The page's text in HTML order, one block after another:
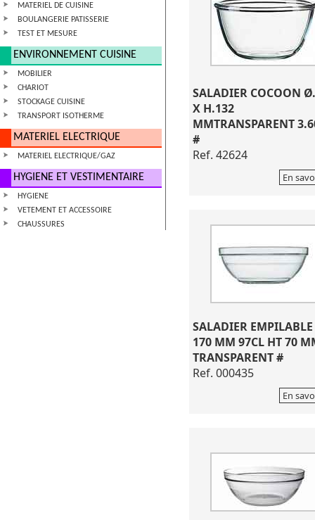
MATERIEL DE CUISINE
BOULANGERIE PATISSERIE
TEST ET MESURE
ENVIRONNEMENT CUISINE
MOBILIER
CHARIOT
STOCKAGE CUISINE
TRANSPORT ISOTHERME
MATERIEL ELECTRIQUE
MATERIEL ELECTRIQUE/GAZ
HYGIENE ET VESTIMENTAIRE
HYGIENE
VETEMENT ET ACCESSOIRE
CHAUSSURES
SALADIER COCOON
X H.132
MMTRANSPARENT
#
Ref. 42624
En
SALADIER
170 MM 97CL HT 70
TRANSPARENT #
Ref. 000435
En